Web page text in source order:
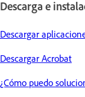
Descarga e
Descargar
Descargar Acrobat
¿Cómo puedo